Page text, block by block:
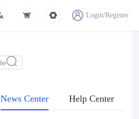
Login/Register
News Center Help Center